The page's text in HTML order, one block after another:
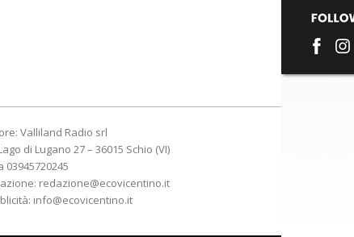
Valliland Radio srl
di Lugano 27 – 36015 Schio (VI)
03945720245
redazione@ecovicentino.it
info@ecovicentino.it